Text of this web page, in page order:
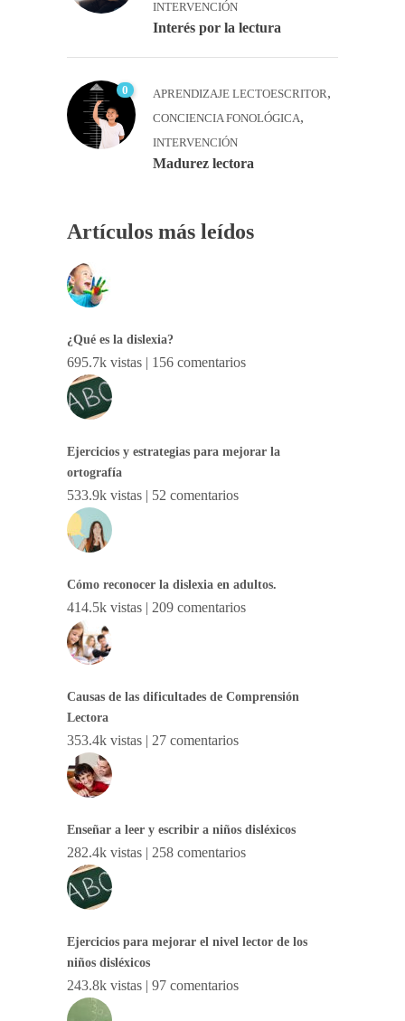
INTERVENCIÓN
Interés por la lectura
0 APRENDIZAJE LECTOESCRITOR,
CONCIENCIA FONOLÓGICA,
INTERVENCIÓN
Madurez lectora
Artículos más leídos
¿Qué es la dislexia?
695.7k vistas | 156 comentarios
Ejercicios y estrategias para mejorar la
ortografía
533.9k vistas | 52 comentarios
Cómo reconocer la dislexia en adultos.
414.5k vistas | 209 comentarios
Causas de las dificultades de Comprensión
Lectora
353.4k vistas | 27 comentarios
Enseñar a leer y escribir a niños disléxicos
282.4k vistas | 258 comentarios
Ejercicios para mejorar el nivel lector de los
niños disléxicos
243.8k vistas | 97 comentarios